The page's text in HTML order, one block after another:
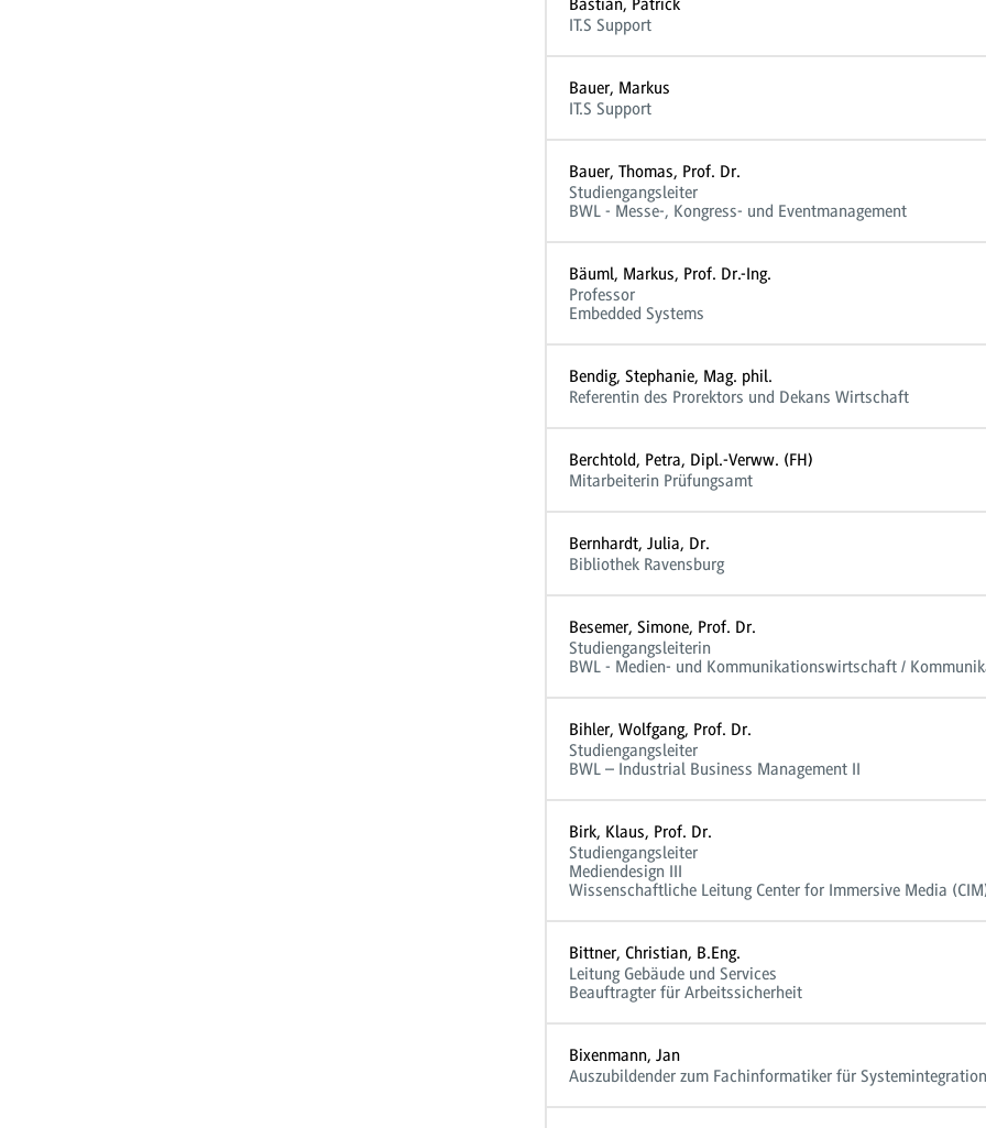
Bastian, Patrick
IT.S Support
Bauer, Markus
IT.S Support
Bauer, Thomas, Prof. Dr.
Studiengangsleiter
BWL - Messe-, Kongress- und Eventmanagement
Bäuml, Markus, Prof. Dr.-Ing.
Professor
Embedded Systems
Bendig, Stephanie, Mag. phil.
Referentin des Prorektors und Dekans Wirtschaft
Berchtold, Petra, Dipl.-Verww. (FH)
Mitarbeiterin Prüfungsamt
Bernhardt, Julia, Dr.
Bibliothek Ravensburg
Besemer, Simone, Prof. Dr.
Studiengangsleiterin
BWL - Medien- und Kommunikationswirtschaft /
Bihler, Wolfgang, Prof. Dr.
Studiengangsleiter
BWL – Industrial Business Management II
Birk, Klaus, Prof. Dr.
Studiengangsleiter
Mediendesign III
Wissenschaftliche Leitung Center for Immersive Media
Bittner, Christian, B.Eng.
Leitung Gebäude und Services
Beauftragter für Arbeitssicherheit
Bixenmann, Jan
Auszubildender zum Fachinformatiker für Systemintegration